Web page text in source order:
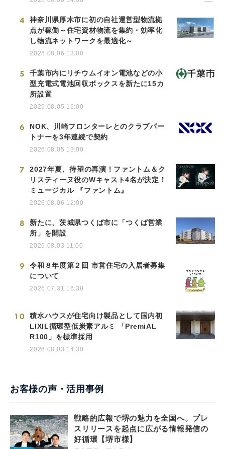
4
神奈川県厚木市に初の自社運営型物流拠
点が稼働～住宅資材物流を集約・効率化
し物流ネットワークを最適化～
2026.08.06 13:00
5
千葉市内にリチウムイオン電池などの小
型充電式電池回収ボックスを新たに15カ
所設置
2026.08.05 16:00
6
NOK、川崎フロンターレとのクラブパー
トナーを3年連続で契約
2026.08.05 13:00
7
2027年夏、待望の再演！ファントム＆ク
リスティーヌ役のWキャスト4名が決定！
ミュージカル 『ファントム』
2026.08.06 12:00
8
新たに、茨城県つくば市に「つくば営業
所」を開設
2026.08.03 11:00
9
令和８年度第２回 市営住宅の入居者募集
について
2026.07.31 16:30
10
積水ハウスが住宅向け製品として国内初
LIXIL循環型低炭素アルミ 「PremiAL
R100」を標準採用
2026.08.03 14:30
お客様の声・活用事例
戦略的広報で堺の魅力を全国へ。プレ
スリリースを起点に広がる情報発信の
好循環【堺市様】